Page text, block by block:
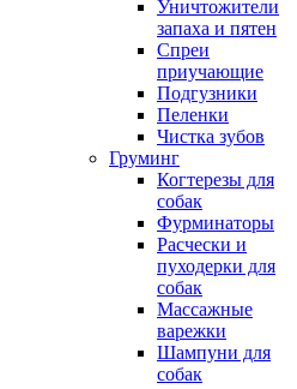
Уничтожители
запаха и пятен
Спреи
приучающие
Подгузники
Пеленки
Чистка зубов
Груминг
Когтерезы для
собак
Фурминаторы
Расчески и
пуходерки для
собак
Массажные
варежки
Шампуни для
собак